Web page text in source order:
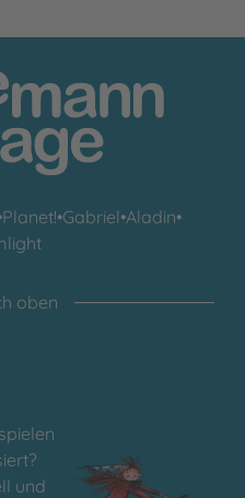
Planet!•Gabriel•Aladin•
oben
und